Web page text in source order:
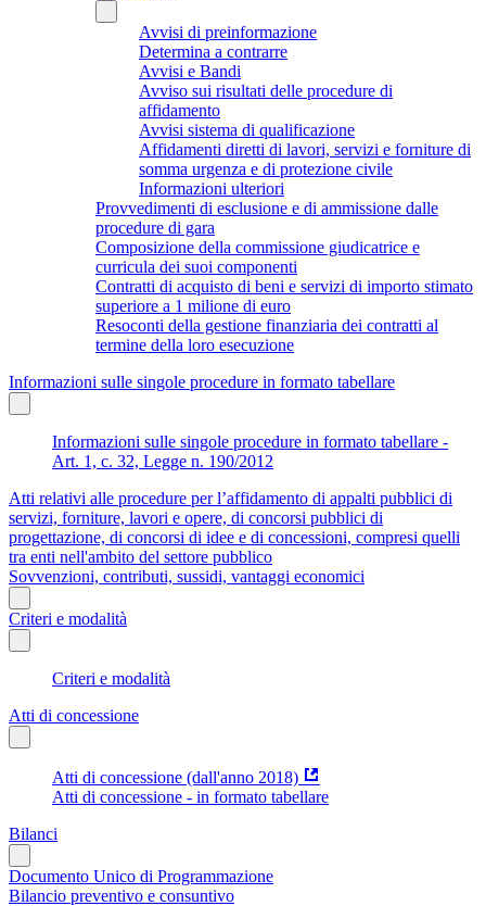
Avvisi di preinformazione
Determina a contrarre
Avvisi e Bandi
Avviso sui risultati delle procedure di
affidamento
Avvisi sistema di qualificazione
Affidamenti diretti di lavori, servizi e forniture di
somma urgenza e di protezione civile
Informazioni ulteriori
Provvedimenti di esclusione e di ammissione dalle
procedure di gara
Composizione della commissione giudicatrice e
curricula dei suoi componenti
Contratti di acquisto di beni e servizi di importo stimato
superiore a 1 milione di euro
Resoconti della gestione finanziaria dei contratti al
termine della loro esecuzione
Informazioni sulle singole procedure in formato tabellare
Informazioni sulle singole procedure in formato tabellare -
Art. 1, c. 32, Legge n. 190/2012
Atti relativi alle procedure per l’affidamento di appalti pubblici di
servizi, forniture, lavori e opere, di concorsi pubblici di
progettazione, di concorsi di idee e di concessioni, compresi quelli
tra enti nell'ambito del settore pubblico
Sovvenzioni, contributi, sussidi, vantaggi economici
Criteri e modalità
Criteri e modalità
Atti di concessione
Atti di concessione (dall'anno 2018)
Atti di concessione - in formato tabellare
Bilanci
Documento Unico di Programmazione
Bilancio preventivo e consuntivo